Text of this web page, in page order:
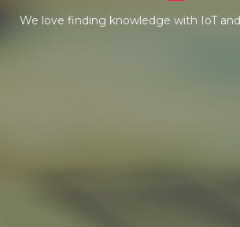
We love finding knowledge with IoT